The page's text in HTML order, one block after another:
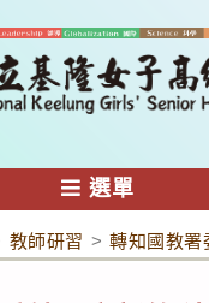
選單
教師研習 > 轉知國教署